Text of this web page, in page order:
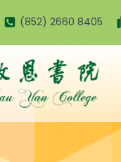
(852) 2660 8405